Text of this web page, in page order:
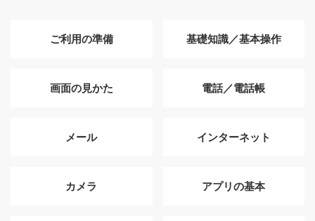
ご利用の準備 基礎知識／基本操作
画面の見かた 電話／電話帳
メール インターネット
カメラ アプリの基本